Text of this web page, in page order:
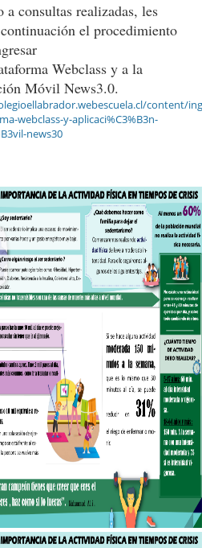
a consultas realizadas, les
el procedimiento
Webclass y a la
Móvil News3.0.
content/
webclass-y-aplicaci%C3%B3n-
news30